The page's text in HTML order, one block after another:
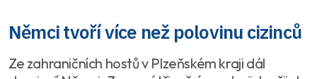
Němci tvoří více než polovinu cizinců
Ze zahraničních hostů v Plzeňském kraji dál